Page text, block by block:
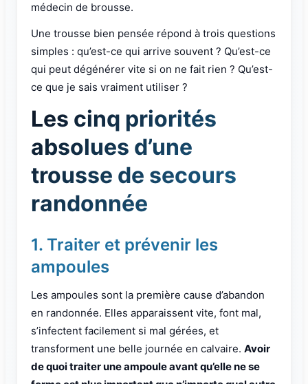
médecin de brousse.
Une trousse bien pensée répond à trois questions
simples : qu’est-ce qui arrive souvent ? Qu’est-ce
qui peut dégénérer vite si on ne fait rien ? Qu’est-
ce que je sais vraiment utiliser ?
Les cinq priorités
absolues d’une
trousse de secours
randonnée
1. Traiter et prévenir les
ampoules
Les ampoules sont la première cause d’abandon
en randonnée. Elles apparaissent vite, font mal,
s’infectent facilement si mal gérées, et
transforment une belle journée en calvaire. Avoir
de quoi traiter une ampoule avant qu’elle ne se